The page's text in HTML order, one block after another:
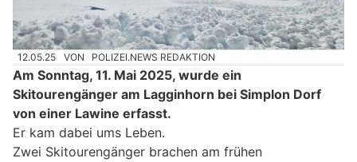
12.05.25 VON POLIZEI.NEWS REDAKTION
Am Sonntag, 11. Mai 2025, wurde ein
Skitourengänger am Lagginhorn bei Simplon Dorf
von einer Lawine erfasst.
Er kam dabei ums Leben.
Zwei Skitourengänger brachen am frühen